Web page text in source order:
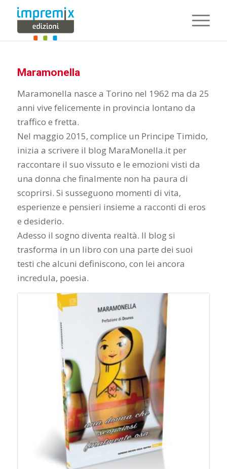
Maramonella
Maramonella nasce a Torino nel 1962 ma da 25
anni vive felicemente in provincia lontano da
traffico e fretta.
Nel maggio 2015, complice un Principe Timido,
inizia a scrivere il blog MaraMonella.it per
raccontare il suo vissuto e le emozioni visti da
una donna che finalmente non ha paura di
scoprirsi. Si susseguono momenti di vita,
esperienze e pensieri insieme a racconti di eros
e desiderio.
Adesso il sogno diventa realtà. Il blog si
trasforma in un libro con una parte dei suoi
testi che alcuni definiscono, con lei ancora
incredula, poesia.